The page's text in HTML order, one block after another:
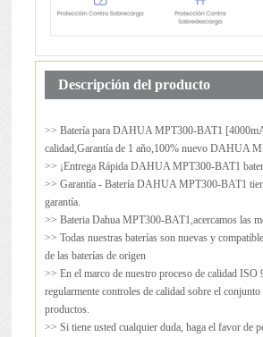
Descripción del producto
>> Batería para DAHUA MPT300-BAT1
calidad,Garantía de 1 año,100% nuevo DAHUA
>> ¡Entrega Rápida DAHUA MPT300-BAT1
>> Garantía - Batería DAHUA MPT300-BAT1
garantía.
>> Bateria Dahua MPT300-BAT1,acercamos las
>> Todas nuestras baterías son nuevas y
de las baterías de origen
>> En el marco de nuestro proceso de calidad ISO
regularmente controles de calidad sobre el conjunto
productos.
>> Si tiene usted cualquier duda, haga el favor de